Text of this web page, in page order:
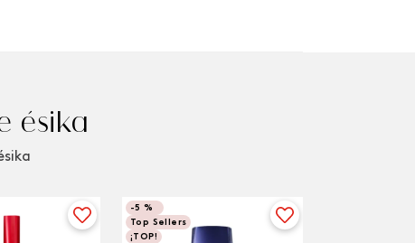
ésika
-5 %
Top Sellers
¡TOP!